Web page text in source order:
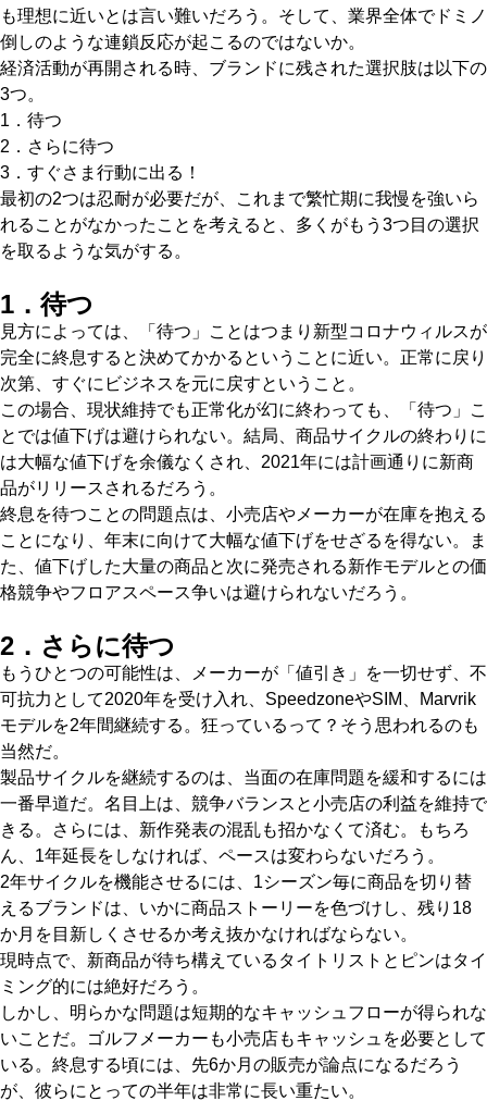
も理想に近いとは言い難いだろう。そして、業界全体でドミノ
倒しのような連鎖反応が起こるのではないか。
経済活動が再開される時、ブランドに残された選択肢は以下の
3つ。
1．待つ
2．さらに待つ
3．すぐさま行動に出る！
最初の2つは忍耐が必要だが、これまで繁忙期に我慢を強いら
れることがなかったことを考えると、多くがもう3つ目の選択
を取るような気がする。
1．待つ
見方によっては、「待つ」ことはつまり新型コロナウィルスが
完全に終息すると決めてかかるということに近い。正常に戻り
次第、すぐにビジネスを元に戻すということ。
この場合、現状維持でも正常化が幻に終わっても、「待つ」こ
とでは値下げは避けられない。結局、商品サイクルの終わりに
は大幅な値下げを余儀なくされ、2021年には計画通りに新商
品がリリースされるだろう。
終息を待つことの問題点は、小売店やメーカーが在庫を抱える
ことになり、年末に向けて大幅な値下げをせざるを得ない。ま
た、値下げした大量の商品と次に発売される新作モデルとの価
格競争やフロアスペース争いは避けられないだろう。
2．さらに待つ
もうひとつの可能性は、メーカーが「値引き」を一切せず、不
可抗力として2020年を受け入れ、SpeedzoneやSIM、Marvrik
モデルを2年間継続する。狂っているって？そう思われるのも
当然だ。
製品サイクルを継続するのは、当面の在庫問題を緩和するには
一番早道だ。名目上は、競争バランスと小売店の利益を維持で
きる。さらには、新作発表の混乱も招かなくて済む。もちろ
ん、1年延長をしなければ、ペースは変わらないだろう。
2年サイクルを機能させるには、1シーズン毎に商品を切り替
えるブランドは、いかに商品ストーリーを色づけし、残り18
か月を目新しくさせるか考え抜かなければならない。
現時点で、新商品が待ち構えているタイトリストとピンはタイ
ミング的には絶好だろう。
しかし、明らかな問題は短期的なキャッシュフローが得られな
いことだ。ゴルフメーカーも小売店もキャッシュを必要として
いる。終息する頃には、先6か月の販売が論点になるだろう
が、彼らにとっての半年は非常に長い重たい。